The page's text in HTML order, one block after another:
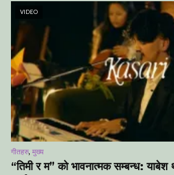
VIDEO
गीतहरु, मुख्य
“तिमी र म” को भावनात्मक सम्बन्ध: याबेश